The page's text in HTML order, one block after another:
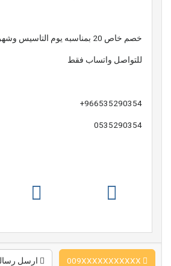
خصم خاص 20 بمناسبه يوم التاسيس وشهر رمضان
للتواصل واتساب فقط
966535290354+
0535290354
ارسل رسالة